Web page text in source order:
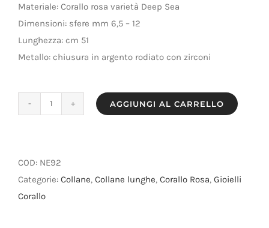
Materiale: Corallo rosa varietà Deep Sea
Dimensioni: sfere mm 6,5 – 12
Lunghezza: cm 51
Metallo: chiusura in argento rodiato con zirconi
rosa
Deep
AGGIUNGI AL CARRELLO
COD: NE92
Categorie: Collane, Collane lunghe, Corallo Rosa, Gioielli
Corallo